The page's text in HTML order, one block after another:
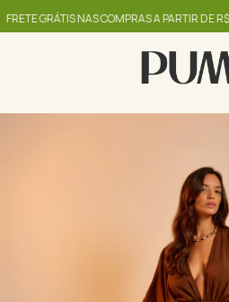
GRÁTIS NAS COMPRAS A PARTIR DE R$399